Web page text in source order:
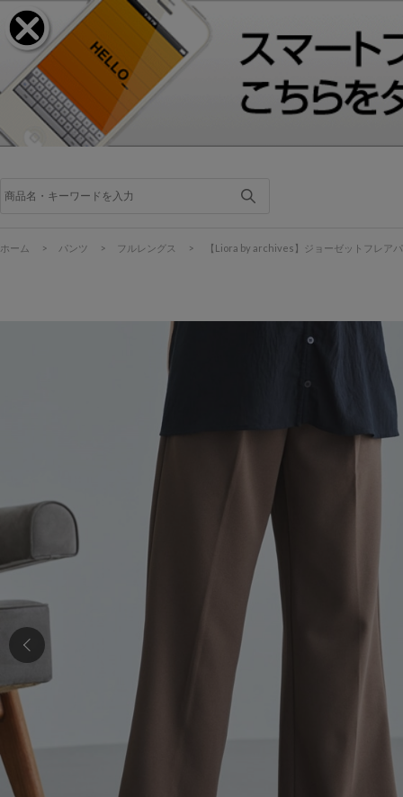
ホーム > パンツ > フルレングス > 【Liora by archives】ジョーゼットフレア